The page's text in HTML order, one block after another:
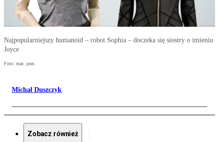
Najpopularniejszy humanoid – robot Sophia – doczeka się siostry o imieniu
Joyce
Foto: mat. pras.
Michał Duszczyk
Zobacz również